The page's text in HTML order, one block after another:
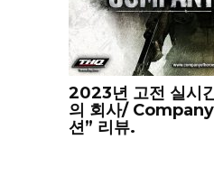
2023년 고전 실시
의 회사/
션” 리뷰.